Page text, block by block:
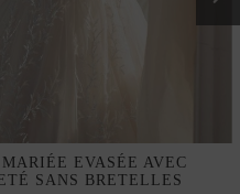
MARIÉE EVASÉE AVEC
SANS BRETELLES